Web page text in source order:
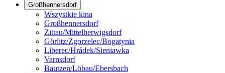
Großhennersdorf
Wszystkie kina
Großhennersdorf
Zittau/Mittelherwigsdorf
Görlitz/Zgorzelec/Bogatynia
Liberec/Hrádek/Sieniawka
Varnsdorf
Bautzen/Löbau/Ebersbach